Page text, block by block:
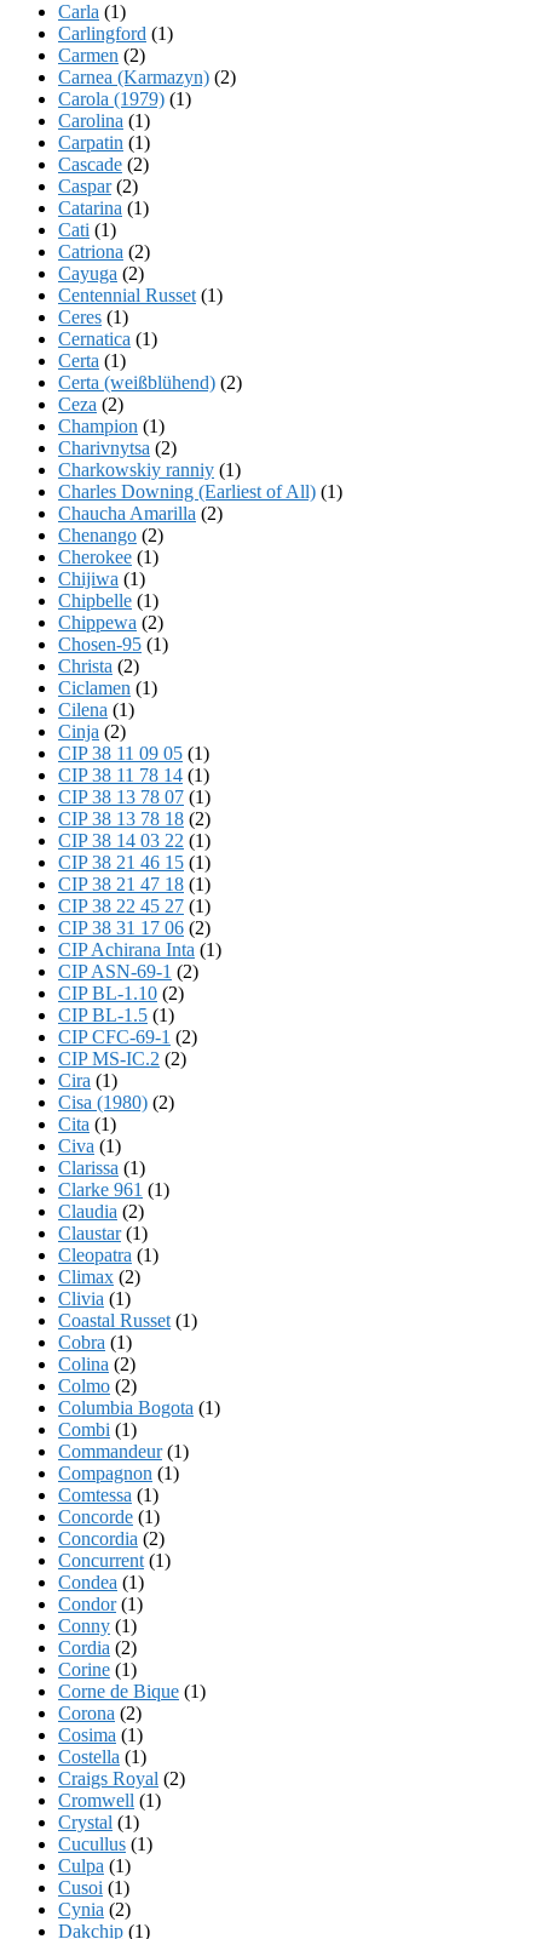
Carla (1)
Carlingford (1)
Carmen (2)
Carnea (Karmazyn) (2)
Carola (1979) (1)
Carolina (1)
Carpatin (1)
Cascade (2)
Caspar(2)
Catarina (1)
Cati (1)
Catriona (2)
Cayuga (2)
Centennial Russet (1)
Ceres (1)
Cernatica (1)
Certa (1)
Certa (weißblühend) (2)
Ceza (2)
Champion (1)
Charivnytsa (2)
Charkowskiy ranniy (1)
Charles Downing (Earliest of All) (1)
Chaucha Amarilla (2)
Chenango (2)
Cherokee (1)
Chijiwa (1)
Chipbelle (1)
Chippewa (2)
Chosen-95 (1)
Christa (2)
Ciclamen (1)
Cilena (1)
Cinja (2)
CIP 38 11 09 05 (1)
CIP 38 11 78 14 (1)
CIP 38 13 78 07 (1)
CIP 38 13 78 18 (2)
CIP 38 14 03 22 (1)
CIP 38 21 46 15 (1)
CIP 38 21 47 18 (1)
CIP 38 22 45 27 (1)
CIP 38 31 17 06 (2)
CIP Achirana Inta (1)
CIP ASN-69-1 (2)
CIP BL-1.10 (2)
CIP BL-1.5 (1)
CIP CFC-69-1 (2)
CIP MS-IC.2 (2)
Cira (1)
Cisa (1980) (2)
Cita (1)
Civa (1)
Clarissa (1)
Clarke 961 (1)
Claudia (2)
Claustar(1)
Cleopatra (1)
Climax (2)
Clivia (1)
Coastal Russet (1)
Cobra (1)
Colina (2)
Colmo (2)
Columbia Bogota (1)
Combi (1)
Commandeur(1)
Compagnon (1)
Comtessa (1)
Concorde (1)
Concordia (2)
Concurrent (1)
Condea (1)
Condor(1)
Conny (1)
Cordia (2)
Corine (1)
Corne de Bique (1)
Corona (2)
Cosima (1)
Costella (1)
Craigs Royal (2)
Cromwell (1)
Crystal (1)
Cucullus (1)
Culpa (1)
Cusoi (1)
Cynia (2)
Dakchip (1)